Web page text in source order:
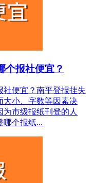
个报社便宜？
社便宜？南平登报挂失
大小、字数等因素决
市级报纸刊登的人
哪个报纸...